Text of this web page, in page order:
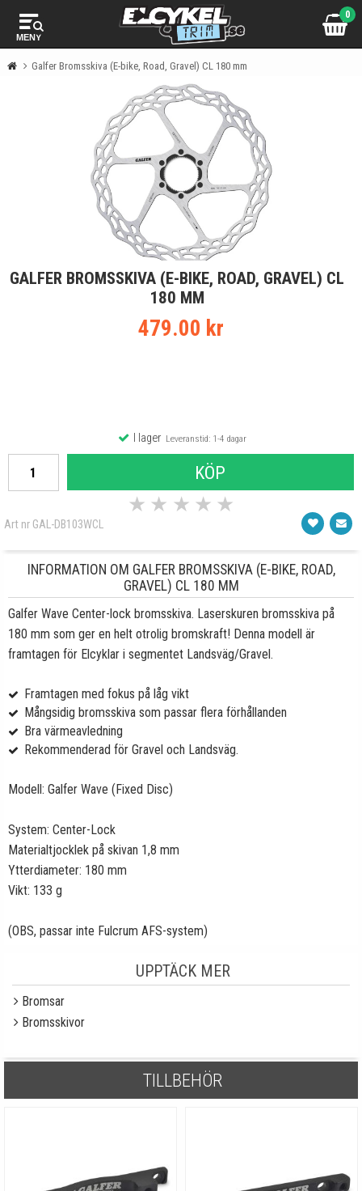
MENY
0
Galfer Bromsskiva (E-bike, Road, Gravel) CL 180 mm
GALFER BROMSSKIVA (E-BIKE, ROAD, GRAVEL) CL
180 MM
479.00 kr
I lagerLeveranstid: 1-4 dagar
KÖP
★ ★ ★ ★ ★
Art nr GAL-DB103WCL
INFORMATION OM GALFER BROMSSKIVA (E-BIKE, ROAD,
GRAVEL) CL 180 MM
Galfer Wave Center-lock bromsskiva. Laserskuren bromsskiva på
180 mm som ger en helt otrolig bromskraft! Denna modell är
framtagen för Elcyklar i segmentet Landsväg/Gravel.
Framtagen med fokus på låg vikt
Mångsidig bromsskiva som passar flera förhållanden
Bra värmeavledning
Rekommenderad för Gravel och Landsväg.
Modell: Galfer Wave (Fixed Disc)
System: Center-Lock
Materialtjocklek på skivan 1,8 mm
Ytterdiameter: 180 mm
Vikt: 133 g
(OBS, passar inte Fulcrum AFS-system)
UPPTÄCK MER
Bromsar
Bromsskivor
TILLBEHÖR